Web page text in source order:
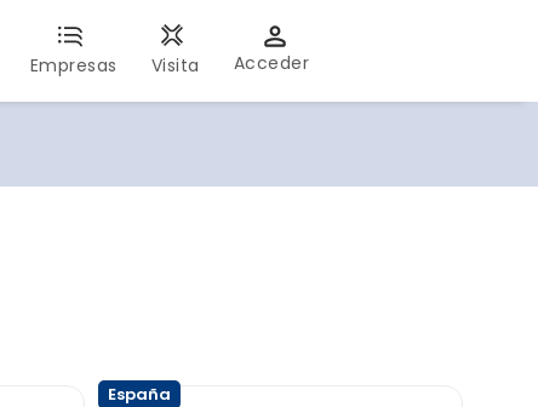
Empresas Visita Acceder
España